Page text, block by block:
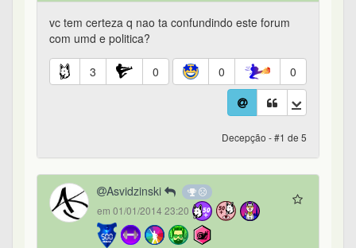
vc tem certeza q nao ta confundindo este forum
com umd e politica?
3 0 0 0
Decepção - #1 de 5
Asvidzinski
em 01/01/2014 23:20